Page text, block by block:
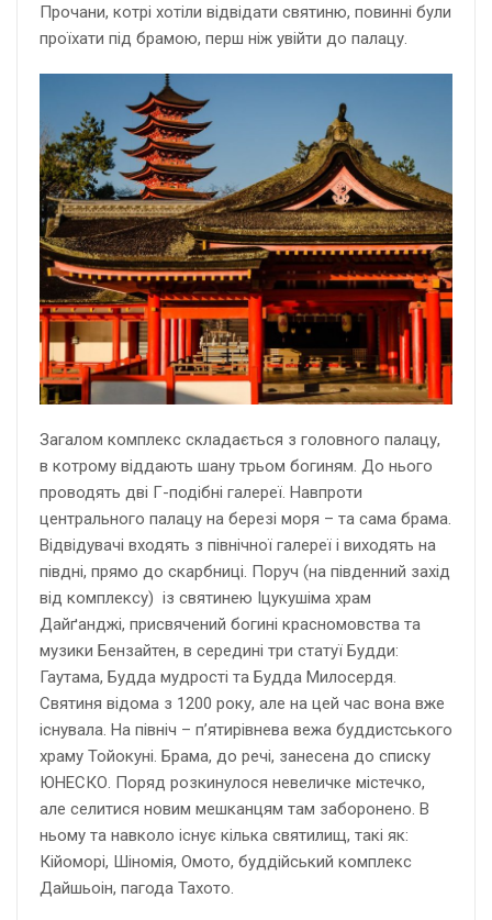
Прочани, котрі хотіли відвідати святиню, повинні були
проїхати під брамою, перш ніж увійти до палацу.
Загалом комплекс складається з головного палацу,
в котрому віддають шану трьом богиням. До нього
проводять дві Г-подібні галереї. Навпроти
центрального палацу на березі моря – та сама брама.
Відвідувачі входять з північної галереї і виходять на
півдні, прямо до скарбниці. Поруч (на південний захід
від комплексу) із святинею Іцукушіма храм
Дайґанджі, присвячений богині красномовства та
музики Бензайтен, в середині три статуї Будди:
Гаутама, Будда мудрості та Будда Милосердя.
Святиня відома з 1200 року, але на цей час вона вже
існувала. На північ – п’ятирівнева вежа буддистського
храму Тойокуні. Брама, до речі, занесена до списку
ЮНЕСКО. Поряд розкинулося невеличке містечко,
але селитися новим мешканцям там заборонено. В
ньому та навколо існує кілька святилищ, такі як:
Кійоморі, Шіномія, Омото, буддійський комплекс
Дайшьоін, пагода Тахото.